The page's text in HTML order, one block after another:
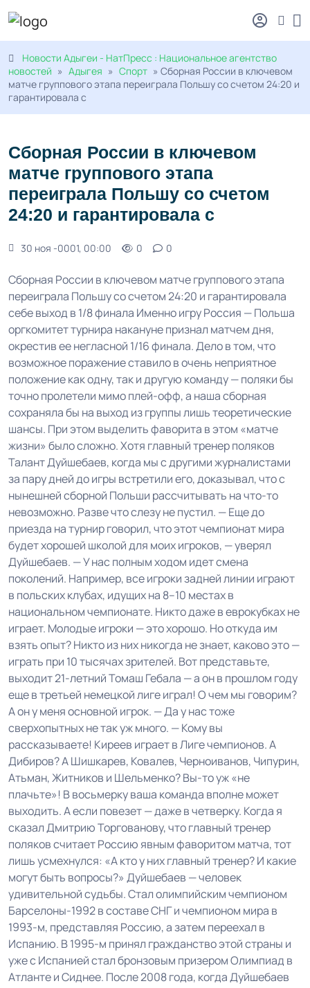
Новости Адыгеи - НатПресс : Национальное агентство
новостей » Адыгея » Спорт » Сборная России в ключевом
матче группового этапа переиграла Польшу со счетом 24:20 и
гарантировала с
Сборная России в ключевом
матче группового этапа
переиграла Польшу со счетом
24:20 и гарантировала с
30 ноя -0001, 00:00 0 0
Сборная России в ключевом матче группового этапа
переиграла Польшу со счетом 24:20 и гарантировала
себе выход в 1/8 финала Именно игру Россия — Польша
оргкомитет турнира накануне признал матчем дня,
окрестив ее негласной 1/16 финала. Дело в том, что
возможное поражение ставило в очень неприятное
положение как одну, так и другую команду — поляки бы
точно пролетели мимо плей-офф, а наша сборная
сохраняла бы на выход из группы лишь теоретические
шансы. При этом выделить фаворита в этом «матче
жизни» было сложно. Хотя главный тренер поляков
Талант Дуйшебаев, когда мы с другими журналистами
за пару дней до игры встретили его, доказывал, что с
нынешней сборной Польши рассчитывать на что-то
невозможно. Разве что слезу не пустил. — Еще до
приезда на турнир говорил, что этот чемпионат мира
будет хорошей школой для моих игроков, — уверял
Дуйшебаев. — У нас полным ходом идет смена
поколений. Например, все игроки задней линии играют
в польских клубах, идущих на 8–10 местах в
национальном чемпионате. Никто даже в еврокубках не
играет. Молодые игроки — это хорошо. Но откуда им
взять опыт? Никто из них никогда не знает, каково это —
играть при 10 тысячах зрителей. Вот представьте,
выходит 21-летний Томаш Гебала — а он в прошлом году
еще в третьей немецкой лиге играл! О чем мы говорим?
А он у меня основной игрок. — Да у нас тоже
сверхопытных не так уж много. — Кому вы
рассказываете! Киреев играет в Лиге чемпионов. А
Дибиров? А Шишкарев, Ковалев, Черноиванов, Чипурин,
Атьман, Житников и Шельменко? Вы-то уж «не
плачьте»! В восьмерку ваша команда вполне может
выходить. А если повезет — даже в четверку. Когда я
сказал Дмитрию Торгованову, что главный тренер
поляков считает Россию явным фаворитом матча, тот
лишь усмехнулся: «А кто у них главный тренер? И какие
могут быть вопросы?» Дуйшебаев — человек
удивительной судьбы. Стал олимпийским чемпионом
Барселоны-1992 в составе СНГ и чемпионом мира в
1993-м, представляя Россию, а затем переехал в
Испанию. В 1995-м принял гражданство этой страны и
уже с Испанией стал бронзовым призером Олимпиад в
Атланте и Сиднее. После 2008 года, когда Дуйшебаев